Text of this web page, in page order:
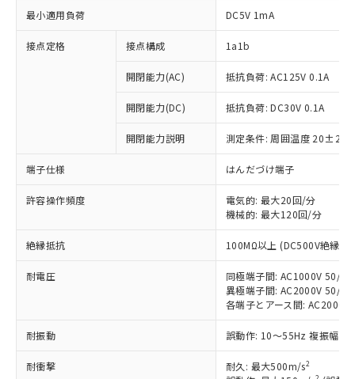
最小適用負荷 DC5V 1mA
接点定格 接点構成 1a1b
開閉能力(AC) 抵抗負荷: AC125V 0.1A
開閉能力(DC) 抵抗負荷: DC30V 0.1A
開閉能力説明 測定条件: 周囲温度 20±2℃
端子仕様 はんだづけ端子
許容操作頻度
電気的: 最大20回/分
機械的: 最大120回/分
絶縁抵抗 100MΩ以上 (DC500V絶縁抵
耐電圧
同極端子間: AC1000V 50/
異極端子間: AC2000V 50/
各端子とアース間:
耐振動 誤動作: 10～55Hz 複振幅
耐衝撃 耐久: 最大500m/s2
※1 対応状況
対応済み：EU RoHS指令（10物質）の
非含有に対応した製品が提供可能な商品で
対応予定：EU RoHS指令（10物質）の非含
有に対応した製品に切り替える予定のある